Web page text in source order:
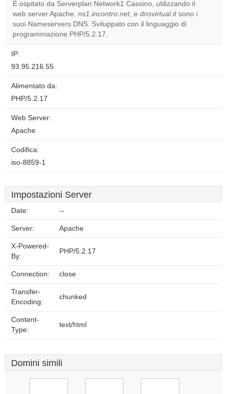
Do you
own this
È ospitato da Serverplan Network1 Cassino, utilizzando il
web server Apache. ns1.incontro.net, e dnsvirtual.itsono i
suoi Nameservers DNS. Sviluppato con il linguaggio di
programmazione PHP/5.2.17.
IP:
93.95.216.55
Alimentato da:
PHP/5.2.17
Web Server:
Apache
Codifica:
iso-8859-1
Impostazioni Server
Date: --
Server: Apache
X-Powered-
By:
PHP/5.2.17
Connection: close
Transfer-
Encoding:
chunked
Content-
Type:
text/html
Domini simili